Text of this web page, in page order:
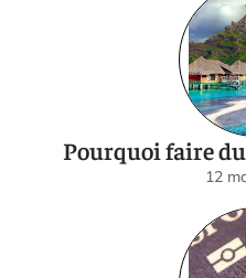
Pourquoi faire
12